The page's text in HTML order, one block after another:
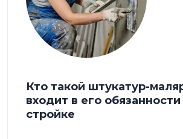
Кто такой штукатур-
входит в его обязанности
стройке